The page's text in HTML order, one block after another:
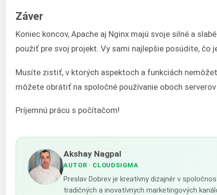
Záver
Koniec koncov, Apache aj Nginx majú svoje silné a
použiť pre svoj projekt. Vy sami najlepšie posúdite, čo
Musíte zistiť, v ktorých aspektoch a funkciách
môžete obrátiť na spoločné používanie oboch
Príjemnú prácu s počítačom!
Akshay Nagpal
AUTOR · CLOUDSIGMA
Preslav Dobrev je kreatívny dizajnér v
tradičných a inovatívnych marketingových